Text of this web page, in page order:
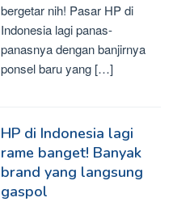
bergetar nih! Pasar HP di
Indonesia lagi panas-
panasnya dengan banjirnya
ponsel baru yang […]
HP di Indonesia lagi
rame banget! Banyak
brand yang langsung
gaspol